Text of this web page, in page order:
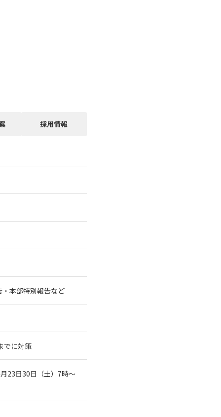
採用情報
本部特別報告など
でに対策
23日30日（土）7時～